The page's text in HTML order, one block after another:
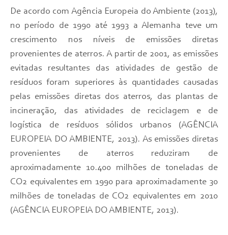
De acordo com Agência Europeia do Ambiente (2013),
no período de 1990 até 1993 a Alemanha teve um
crescimento nos níveis de emissões diretas
provenientes de aterros. A partir de 2001, as emissões
evitadas resultantes das atividades de gestão de
resíduos foram superiores às quantidades causadas
pelas emissões diretas dos aterros, das plantas de
incineração, das atividades de reciclagem e de
logística de resíduos sólidos urbanos (AGÊNCIA
EUROPEIA DO AMBIENTE, 2013). As emissões diretas
provenientes de aterros reduziram de
aproximadamente 10.400 milhões de toneladas de
CO2 equivalentes em 1990 para aproximadamente 30
milhões de toneladas de CO2 equivalentes em 2010
(AGÊNCIA EUROPEIA DO AMBIENTE, 2013).